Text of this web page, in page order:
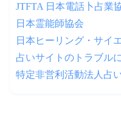
JTFTA 日本電話卜占業
日本霊能師協会
日本ヒーリング・サイ
占いサイトのトラブル
特定非営利活動法人占